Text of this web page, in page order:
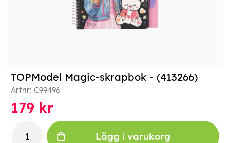
TOPModel Magic-skrapbok - (413266)
Artnr: C99496
179 kr
Lägg i varukorg